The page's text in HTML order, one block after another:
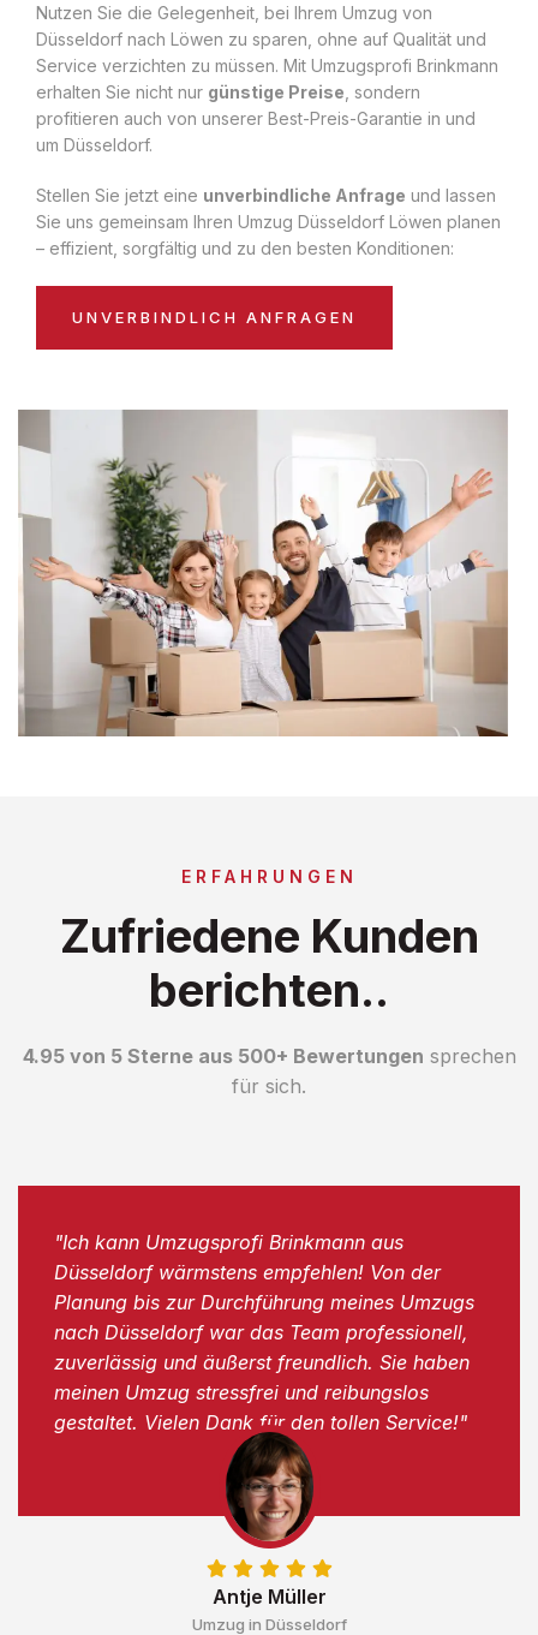
Nutzen Sie die Gelegenheit, bei Ihrem Umzug von
Düsseldorf nach Löwen zu sparen, ohne auf Qualität und
Service verzichten zu müssen. Mit Umzugsprofi Brinkmann
erhalten Sie nicht nur günstige Preise , sondern
profitieren auch von unserer Best-Preis-Garantie in und
um Düsseldorf.
Stellen Sie jetzt eine unverbindliche Anfrage und lassen
Sie uns gemeinsam Ihren Umzug Düsseldorf Löwen planen
– effizient, sorgfältig und zu den besten Konditionen:
UNVERBINDLICH ANFRAGEN
ERFAHRUNGEN
Zufriedene Kunden
berichten..
4.95 von 5 Sterne aus 500+ Bewertungen sprechen
für sich.
Antje Müller
Umzug in Düsseldorf
"Ich kann Umzugsprofi Brinkmann aus
Düsseldorf wärmstens empfehlen! Von der
Planung bis zur Durchführung meines Umzugs
nach Düsseldorf war das Team professionell,
zuverlässig und äußerst freundlich. Sie haben
meinen Umzug stressfrei und reibungslos
gestaltet. Vielen Dank für den tollen Service!"